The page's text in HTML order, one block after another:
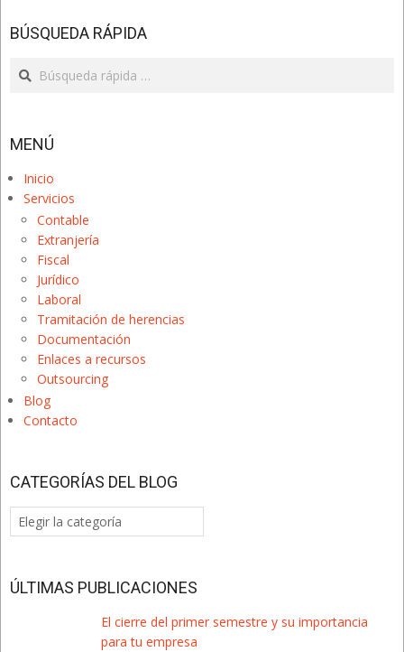
BÚSQUEDA RÁPIDA
Search
MENÚ
Inicio
Servicios
Contable
Extranjería
Fiscal
Jurídico
Laboral
Tramitación de herencias
Documentación
Enlaces a recursos
Outsourcing
Blog
Contacto
CATEGORÍAS DEL BLOG
Categorías
del
ÚLTIMAS PUBLICACIONES
El cierre del primer semestre y su importancia
para tu empresa